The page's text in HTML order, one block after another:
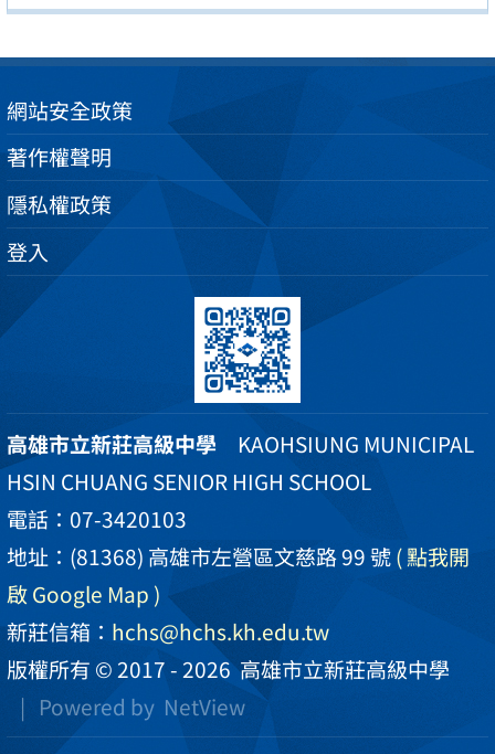
網站安全政策
著作權聲明
隱私權政策
登入
高雄市立新莊高級中學 KAOHSIUNG MUNICIPAL
HSIN CHUANG SENIOR HIGH SCHOOL
電話：07-3420103
地址：(81368) 高雄市左營區文慈路 99 號( 點我開
啟 Google Map )
新莊信箱： hchs@hchs.kh.edu.tw
版權所有 © 2017 - 2026高雄市立新莊高級中學
| Powered by NetView